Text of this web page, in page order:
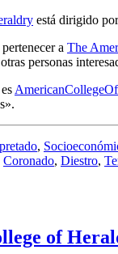
está dirigido
a The
personas
».
,
Coronado, Diestro,
of